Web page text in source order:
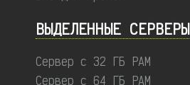
ВЫДЕЛЕННЫЕ CЕРВЕРЫ
Сервер с 32 ГБ РАМ
Сервер с 64 ГБ РАМ